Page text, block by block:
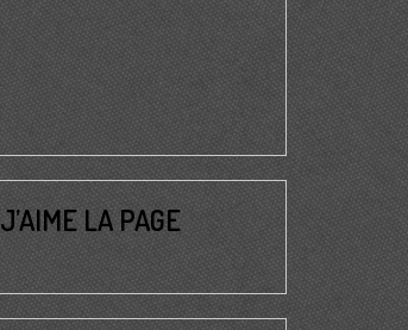
J’AIME LA PAGE